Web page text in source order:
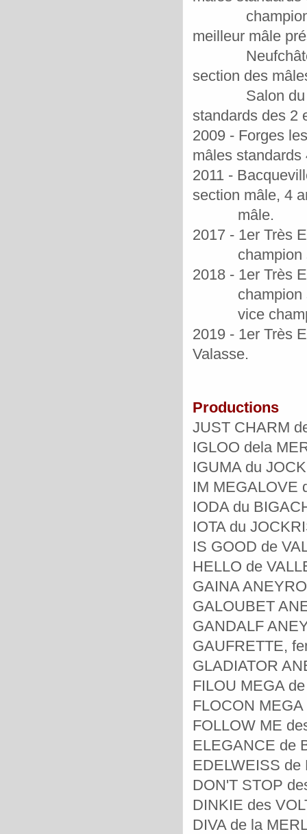
champion
meilleur mâle
Neufchâtel
section des
Salon du
standards des 2
2009 - Forges
mâles standards
2011 -
section mâle, 4
mâle.
2017 - 1er Très
champion
2018 - 1er Très
champion
vice
2019 - 1er Très
Valasse.
Productions
JUST CHARM
IGLOO dela
IGUMA du
IM MEGALOVE
IODA du
IOTA du
IS GOOD de
HELLO de
GAINA
GALOUBET
GANDALF
GAUFRETTE,
GLADIATOR
FILOU MEGA
FLOCON
FOLLOW ME
ELEGANCE de
EDELWEISS de
DON'T STOP
DINKIE des
DIVA de la